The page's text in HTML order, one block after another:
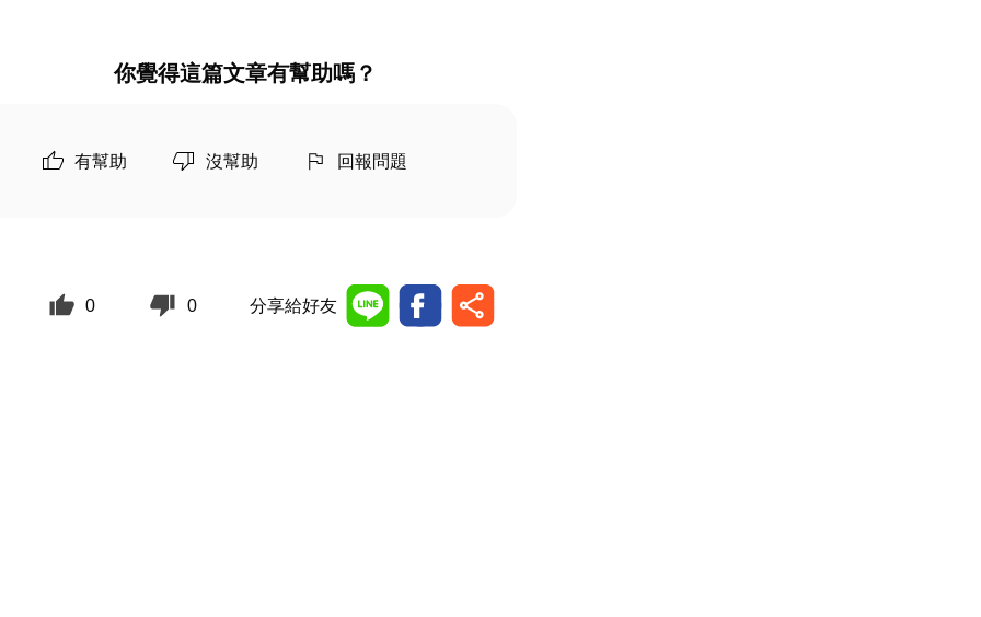
你覺得這篇文章有幫助嗎？
有幫助 沒幫助 回報問題
0 0 分享給好友